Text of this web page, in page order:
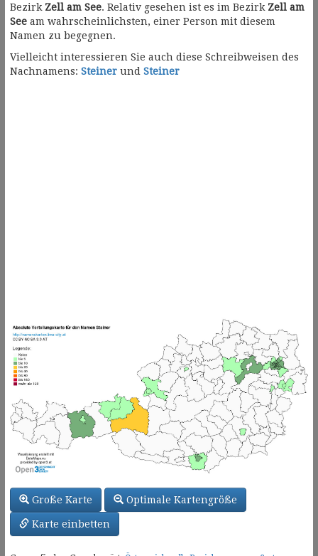
Bezirk Zell am See. Relativ gesehen ist es im Bezirk Zell am
See am wahrscheinlichsten, einer Person mit diesem
Namen zu begegnen.
Vielleicht interessieren Sie auch diese Schreibweisen des
Nachnamens: Steiner und Steiner
Große Karte Optimale Kartengröße
Karte einbetten